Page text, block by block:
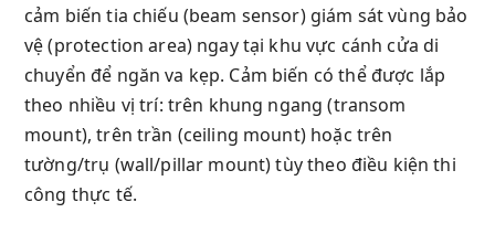
cảm biến tia chiếu (beam sensor) giám sát vùng bảo
vệ (protection area) ngay tại khu vực cánh cửa di
chuyển để ngăn va kẹp. Cảm biến có thể được lắp
theo nhiều vị trí: trên khung ngang (transom
mount), trên trần (ceiling mount) hoặc trên
tường/trụ (wall/pillar mount) tùy theo điều kiện thi
công thực tế.